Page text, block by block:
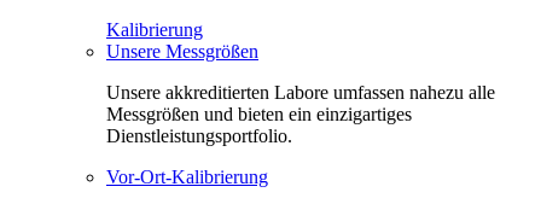
Kalibrierung
Unsere Messgrößen
Unsere akkreditierten Labore umfassen nahezu alle
Messgrößen und bieten ein einzigartiges
Dienstleistungsportfolio.
Vor-Ort-Kalibrierung